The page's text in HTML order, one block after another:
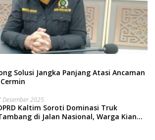
Solusi Jangka Panjang Atasi Ancaman
Desember 2025
Kaltim Soroti Dominasi Truk
di Jalan Nasional, Warga Kian